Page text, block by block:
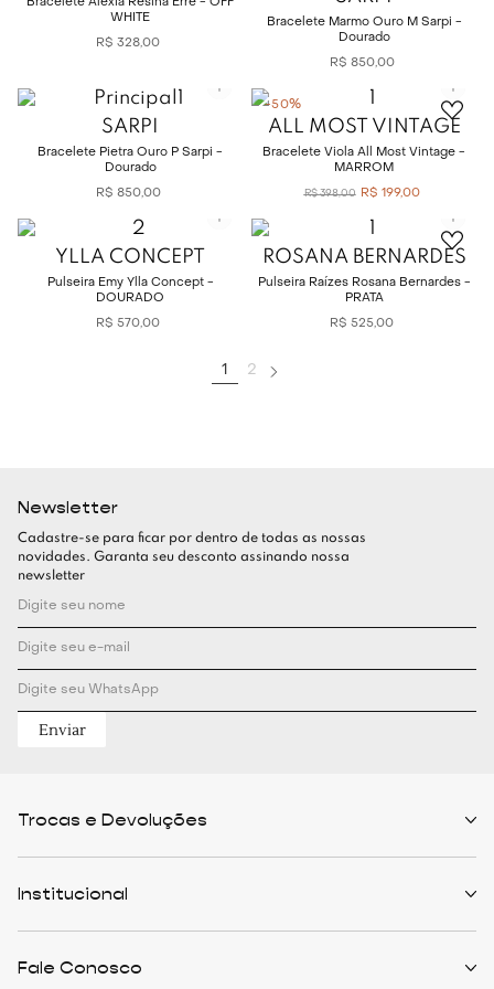
Bracelete Alexia Resina Erre - OFF
WHITE
R$ 328,00
Bracelete Marmo Ouro M Sarpi -
Dourado
R$ 850,00
SARPI
Bracelete Pietra Ouro P Sarpi -
Dourado
R$ 850,00
-50%
ALL MOST VINTAGE
Bracelete Viola All Most Vintage -
MARROM
R$ 398,00 R$ 199,00
YLLA CONCEPT
Pulseira Emy Ylla Concept -
DOURADO
R$ 570,00
ROSANA BERNARDES
Pulseira Raízes Rosana Bernardes -
PRATA
R$ 525,00
1 2
Newsletter
Cadastre-se para ficar por dentro de todas as nossas
novidades. Garanta seu desconto assinando nossa
newsletter
Enviar
Trocas e Devoluções
Formas de Pagamento
Cashback
Institucional
The Outlist
Fale Conosco